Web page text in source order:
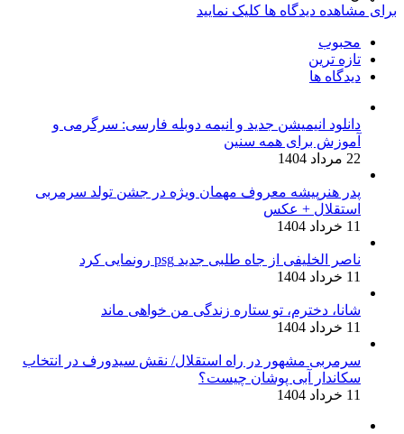
برای مشاهده دیدگاه ها کلیک نمایید
محبوب
تازه ترین
دیدگاه ها
دانلود انیمیشن جدید و انیمه دوبله فارسی: سرگرمی و
آموزش برای همه سنین
22 مرداد 1404
پدر هنرپیشه معروف مهمان ویژه در جشن تولد سرمربی
استقلال + عکس
11 خرداد 1404
ناصر الخلیفی از جاه طلبی جدید psg رونمایی کرد
11 خرداد 1404
شانا، دخترم، تو ستاره زندگی من خواهی ماند
11 خرداد 1404
سرمربی مشهور در راه استقلال/ نقش سیدورف در انتخاب
سکاندار آبی پوشان چیست؟
11 خرداد 1404